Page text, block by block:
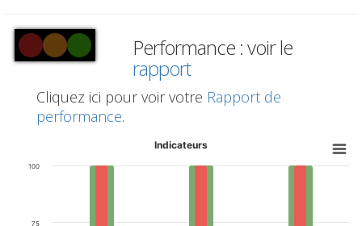
Performance : voir le
rapport
Cliquez ici pour voir votre Rapport de
performance.
Indicateurs
75
100